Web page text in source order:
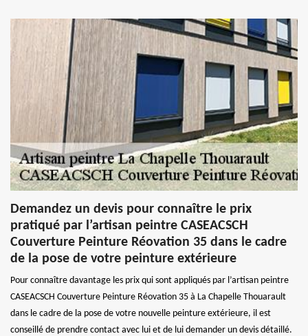
Demandez un devis pour connaître le prix
pratiqué par l’artisan peintre CASEACSCH
Couverture Peinture Réovation 35 dans le cadre
de la pose de votre peinture extérieure
Pour connaître davantage les prix qui sont appliqués par l’artisan peintre
CASEACSCH Couverture Peinture Réovation 35 à La Chapelle Thouarault
dans le cadre de la pose de votre nouvelle peinture extérieure, il est
conseillé de prendre contact avec lui et de lui demander un devis détaillé.